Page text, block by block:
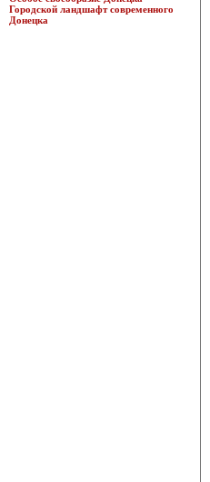
Городской ландшафт современного
Донецка